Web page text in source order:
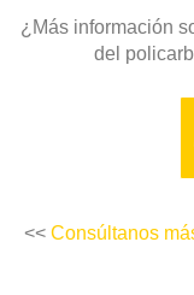
¿Más información
del
<< Consúltanos